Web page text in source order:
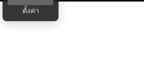
ตั้งค่า